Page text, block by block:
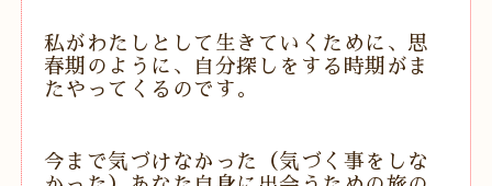
私がわたしとして生きていくために、思
春期のように、自分探しをする時期がま
たやってくるのです。
今まで気づけなかった（気づく事をしな